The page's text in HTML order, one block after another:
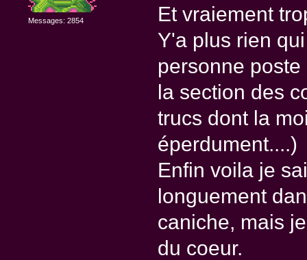
Messages: 2854
Et vraiement
Y'a plus rien
personne
la section des
trucs dont la
éperdument....)
Enfin voila je
longuement
caniche, mais
du coeur.